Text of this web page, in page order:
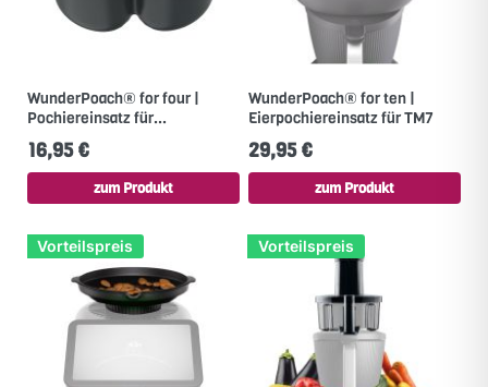
WunderPoach® for four |
Pochiereinsatz für...
16,95 €
zum Produkt
WunderPoach® for ten |
Eierpochiereinsatz für TM7
29,95 €
zum Produkt
Vorteilspreis Vorteilspreis